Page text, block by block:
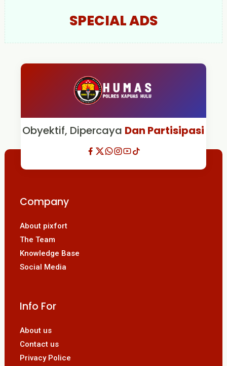
SPECIAL ADS
Obyektif, Dipercaya Dan Partisipasi
Company
About pixfort
The Team
Knowledge Base
Social Media
Info For
About us
Contact us
Privacy Police